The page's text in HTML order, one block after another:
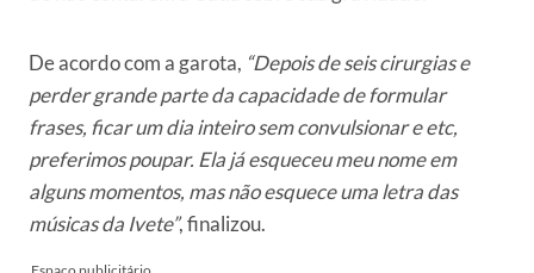
De acordo com a garota, “Depois de seis cirurgias e
perder grande parte da capacidade de formular
frases, ficar um dia inteiro sem convulsionar e etc,
preferimos poupar. Ela já esqueceu meu nome em
alguns momentos, mas não esquece uma letra das
músicas da Ivete”, finalizou.